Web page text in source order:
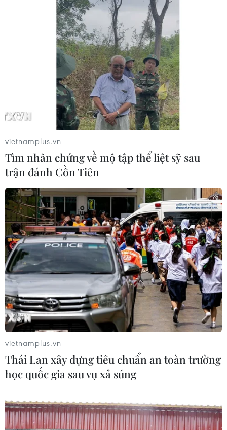
vietnamplus.vn
Tìm nhân chứng về mộ tập thể liệt sỹ sau
trận đánh Cồn Tiên
vietnamplus.vn
Thái Lan xây dựng tiêu chuẩn an toàn trường
học quốc gia sau vụ xả súng